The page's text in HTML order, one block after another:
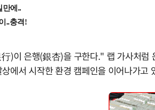
)이 은행(銀杏)을 구한다." 랩 가사처럼
에서 시작한 환경 캠페인을 이어나가고